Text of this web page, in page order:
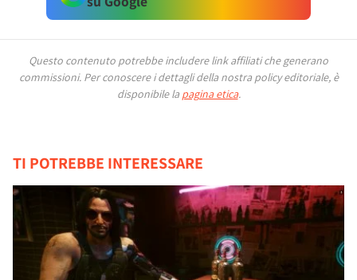
Questo contenuto potrebbe includere link affiliati che generano
commissioni. Per conoscere i dettagli della nostra policy editoriale, è
disponibile la pagina etica.
TI POTREBBE INTERESSARE